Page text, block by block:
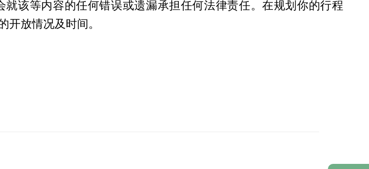
该等内容的任何错误或遗漏承担任何法律责任。在规划你的行程
开放情况及时间。